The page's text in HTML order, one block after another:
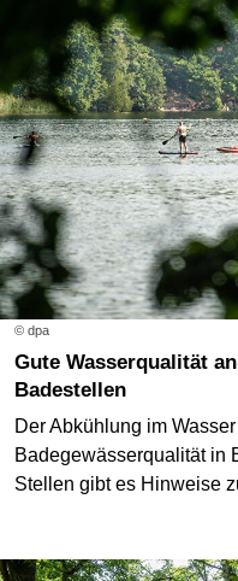
© dpa
Gute Wasserqualität an fast allen Berliner
Badestellen
Der Abkühlung im
Badegewässerqualität in
Stellen gibt es Hinweise